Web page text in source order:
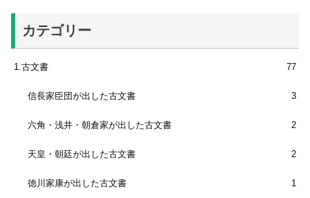
カテゴリー
1.古文書 77
信長家臣団が出した古文書 3
六角・浅井・朝倉家が出した古文書 2
天皇・朝廷が出した古文書 2
徳川家康が出した古文書 1